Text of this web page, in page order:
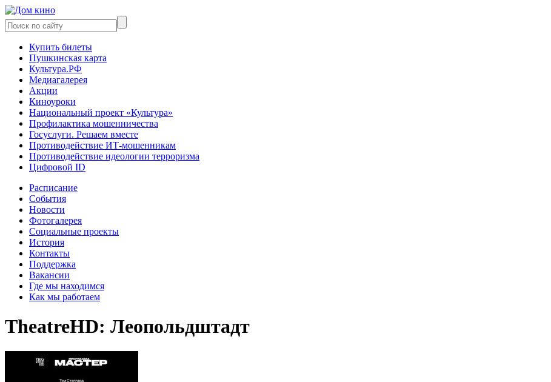
Купить билеты
Пушкинская карта
Культура.РФ
Медиагалерея
Акции
Киноуроки
Национальный проект «Культура»
Профилактика мошенничества
Госуслуги. Решаем вместе
Противодействие ИТ-мошенникам
Противодействие идеологии терроризма
Цифровой ID
Расписание
События
Новости
Фотогалерея
Социальные проекты
История
Контакты
Поддержка
Вакансии
Где мы находимся
Как мы работаем
TheatreHD: Леопольдштадт